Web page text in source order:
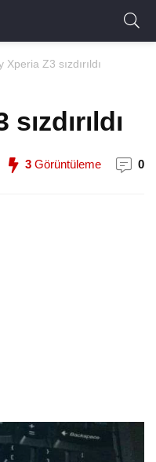
Xperia Z3 sızdırıldı
3 Görüntüleme 0